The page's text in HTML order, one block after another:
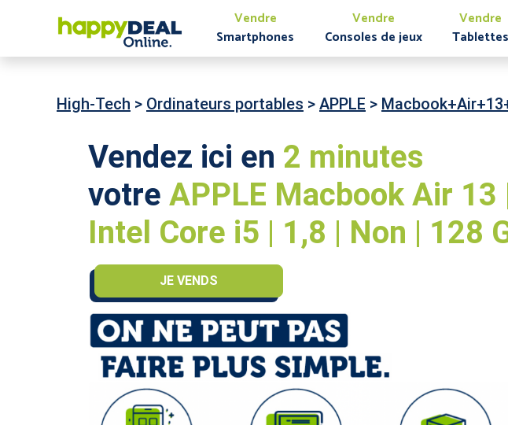
Vendre
Smartphones
Vendre
Consoles de jeux
Vendre
Tablettes
High-Tech > Ordinateurs portables > APPLE >
Vendez ici en 2 minutes
votre APPLE Macbook Air 13
Intel Core i5 | 1,8 | Non | 128
JE VENDS